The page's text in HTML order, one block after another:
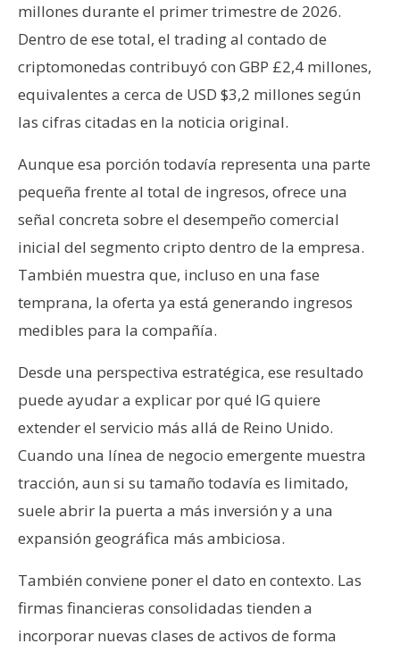
millones durante el primer trimestre de 2026.
Dentro de ese total, el trading al contado de
criptomonedas contribuyó con GBP £2,4 millones,
equivalentes a cerca de USD $3,2 millones según
las cifras citadas en la noticia original.
Aunque esa porción todavía representa una parte
pequeña frente al total de ingresos, ofrece una
señal concreta sobre el desempeño comercial
inicial del segmento cripto dentro de la empresa.
También muestra que, incluso en una fase
temprana, la oferta ya está generando ingresos
medibles para la compañía.
Desde una perspectiva estratégica, ese resultado
puede ayudar a explicar por qué IG quiere
extender el servicio más allá de Reino Unido.
Cuando una línea de negocio emergente muestra
tracción, aun si su tamaño todavía es limitado,
suele abrir la puerta a más inversión y a una
expansión geográfica más ambiciosa.
También conviene poner el dato en contexto. Las
firmas financieras consolidadas tienden a
incorporar nuevas clases de activos de forma